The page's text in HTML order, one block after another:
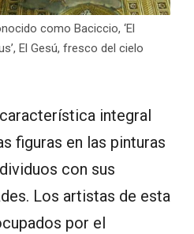
como Baciccio, ‘El
El Gesú, fresco del cielo
integral
figuras en las pinturas
con sus
Los artistas de esta
por el